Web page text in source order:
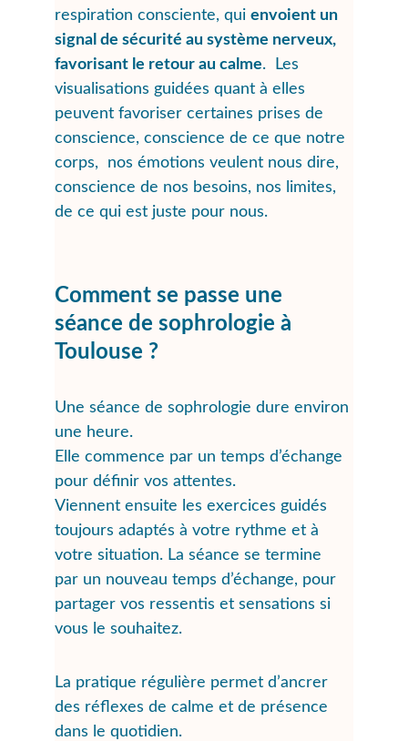
respiration consciente, qui envoient un
signal de sécurité au système nerveux,
favorisant le retour au calme.  Les
visualisations guidées quant à elles
peuvent favoriser certaines prises de
conscience, conscience de ce que notre
corps,  nos émotions veulent nous dire,
conscience de nos besoins, nos limites,
de ce qui est juste pour nous.
Comment se passe une
séance de sophrologie à
Toulouse ?
Une séance de sophrologie dure environ
une heure.
Elle commence par un temps d’échange
pour définir vos attentes.
Viennent ensuite les exercices guidés
toujours adaptés à votre rythme et à
votre situation. La séance se termine
par un nouveau temps d’échange, pour
partager vos ressentis et sensations si
vous le souhaitez.
La pratique régulière permet d’ancrer
des réflexes de calme et de présence
dans le quotidien.